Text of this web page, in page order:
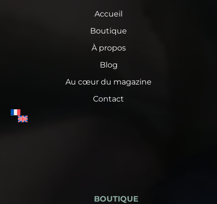
Accueil
Boutique
À propos
Blog
Au cœur du magazine
Contact
BOUTIQUE